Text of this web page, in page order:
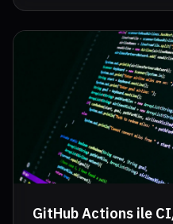
GitHub Actions ile